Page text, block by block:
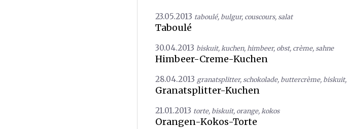
23.05.2013 taboulé, bulgur, couscours, salat
Taboulé
30.04.2013 biskuit, kuchen, himbeer, obst, crème, sahne
Himbeer-Creme-Kuchen
28.04.2013 granatsplitter, schokolade, buttercrème, biskuit,
Granatsplitter-Kuchen
21.01.2013 torte, biskuit, orange, kokos
Orangen-Kokos-Torte